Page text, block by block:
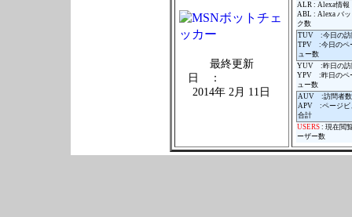
最終更新
日 ：
2014年 2月 11日
ALR : Alexa情報
ABL : Alexa バッ
ク数
TUV :今日の訪
TPV :今日のペ
ュー数
YUV :昨日の訪
YPV :昨日のペ
ュー数
AUV :訪問者数
APV :ページビ
合計
USERS : 現在閲
ーザー数